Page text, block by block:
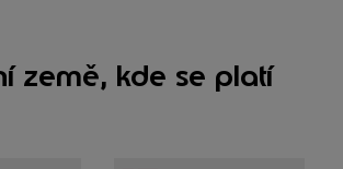
země, kde se platí